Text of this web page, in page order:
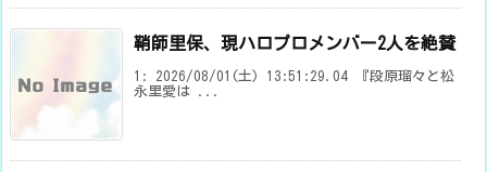
鞘師里保、現ハロプロメンバー2人を絶賛
1: 2026/08/01(土) 13:51:29.04 『段原瑠々と松
永里愛は ...